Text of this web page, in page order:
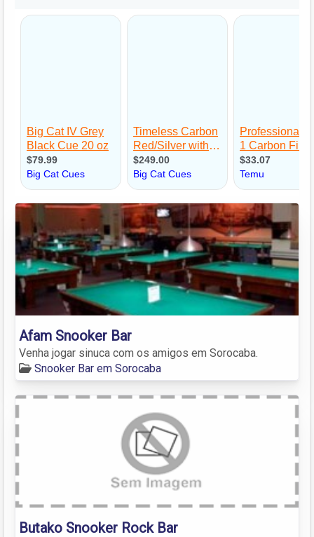
Afam Snooker Bar
Venha jogar sinuca com os amigos em Sorocaba.
Snooker Bar em Sorocaba
Butako Snooker Rock Bar